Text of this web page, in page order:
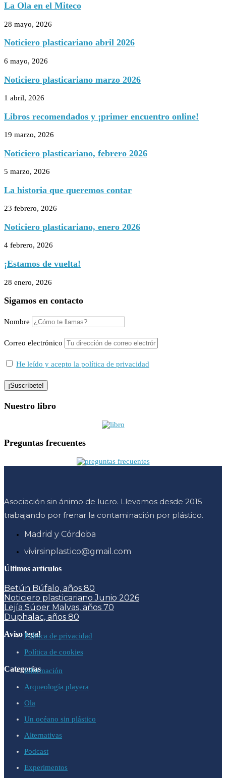
La Ola en el Miteco
28 mayo, 2026
Noticiero plasticariano abril 2026
6 mayo, 2026
Noticiero plasticariano marzo 2026
1 abril, 2026
Libros recomendados y ¡primer encuentro online!
19 marzo, 2026
Noticiero plasticariano, febrero 2026
5 marzo, 2026
La historia que queremos contar
23 febrero, 2026
Noticiero plasticariano, enero 2026
4 febrero, 2026
¡Estamos de vuelta!
28 enero, 2026
Sigamos en contacto
Nombre
Correo electrónico
He leído y acepto la política de privacidad
Nuestro libro
Preguntas frecuentes
Asociación sin ánimo de lucro. Llevamos desde 2015
trabajando por frenar la contaminación por plástico.
Madrid y Córdoba
vivirsinplastico@gmail.com
Últimos artículos
Betún Búfalo, años 80
Noticiero plasticariano Junio 2026
Lejía Súper Malvas, años 70
Duphalac, años 80
Aviso legalPolítica de privacidad
Política de cookies
Categoríasinformación
Arqueología playera
Ola
Un océano sin plástico
Alternativas
Podcast
Experimentos